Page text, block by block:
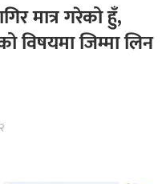
मात्र गरेको हुँ,
विषयमा जिम्मा लिन